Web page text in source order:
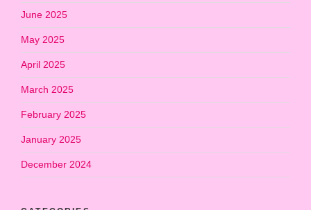
June 2025
May 2025
April 2025
March 2025
February 2025
January 2025
December 2024